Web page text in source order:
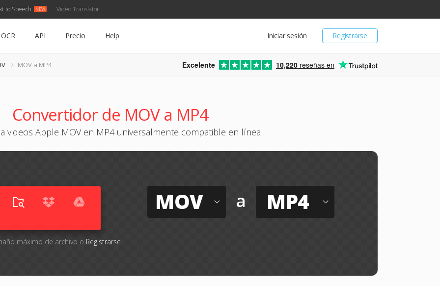
to Speech Video Translator
Registrarse
Iniciar sesión
OCR API Precio Help
MOV a MP4 Excelente 10,220 reseñas en
Convertidor de MOV a MP4
videos Apple MOV en MP4 universalmente compatible en línea
máximo de archivo o Registrarse
MOV a MP4